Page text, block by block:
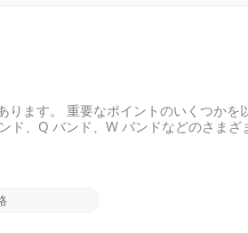
ります。 重要なポイントのいくつかを
ド、Q バンド、W バンドなどのさまざ
T、またはそれ以上など、さまざま